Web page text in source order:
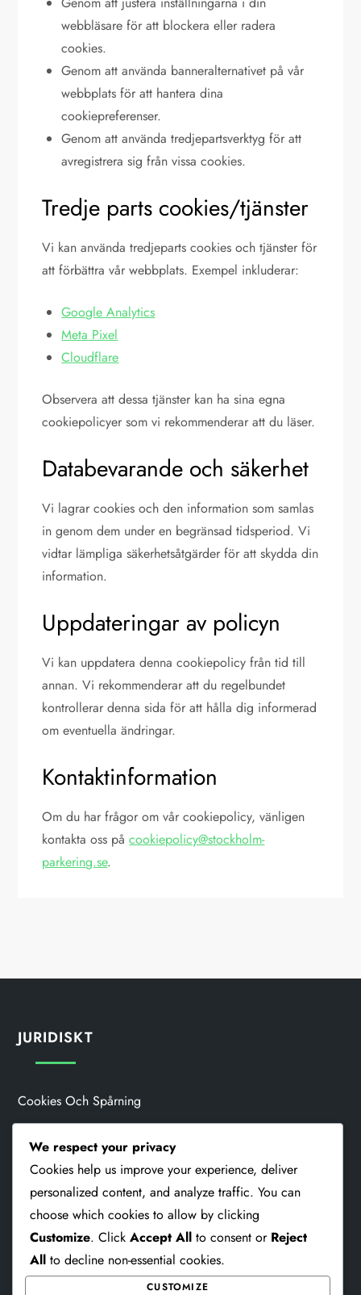
webbläsare för att blockera eller radera
cookies.
Genom att använda banneralternativet på vår
webbplats för att hantera dina
cookiepreferenser.
Genom att använda tredjepartsverktyg för att
avregistrera sig från vissa cookies.
Tredje parts cookies/tjänster
Vi kan använda tredjeparts cookies och tjänster för
att förbättra vår webbplats. Exempel inkluderar:
Google Analytics
Meta Pixel
Cloudflare
Observera att dessa tjänster kan ha sina egna
cookiepolicyer som vi rekommenderar att du läser.
Databevarande och säkerhet
Vi lagrar cookies och den information som samlas
in genom dem under en begränsad tidsperiod. Vi
vidtar lämpliga säkerhetsåtgärder för att skydda din
information.
Uppdateringar av policyn
Vi kan uppdatera denna cookiepolicy från tid till
annan. Vi rekommenderar att du regelbundet
kontrollerar denna sida för att hålla dig informerad
om eventuella ändringar.
Kontaktinformation
Om du har frågor om vår cookiepolicy, vänligen
kontakta oss påcookiepolicy@stockholm-
parkering.se.
JURIDISKT
Cookies Och Spårning
Din Integritet
Användaravtal
Kontakta Oss
We respect your privacy
Cookies help us improve your experience, deliver
personalized content, and analyze traffic. You can
choose which cookies to allow by clicking
Customize. Click Accept All to consent or Reject
All to decline non-essential cookies.
CUSTOMIZE